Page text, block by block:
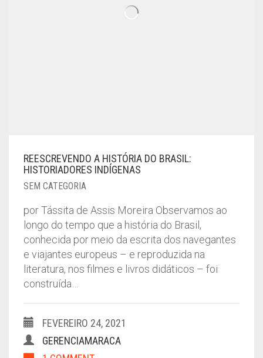
REESCREVENDO A HISTÓRIA DO BRASIL:
HISTORIADORES INDÍGENAS
SEM CATEGORIA
por Tássita de Assis Moreira Observamos ao
longo do tempo que a história do Brasil,
conhecida por meio da escrita dos navegantes
e viajantes europeus – e reproduzida na
literatura, nos filmes e livros didáticos – foi
construída…
FEVEREIRO 24, 2021
GERENCIAMARACA